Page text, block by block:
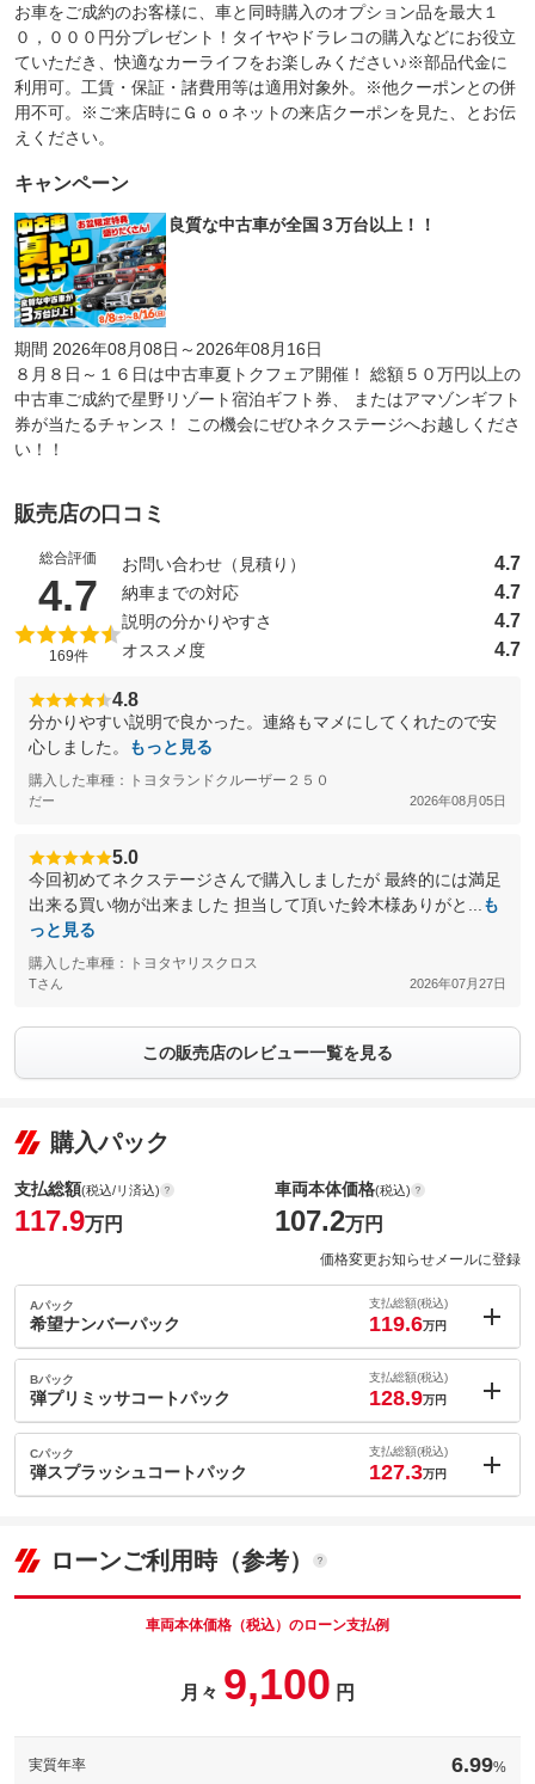
お車をご成約のお客様に、車と同時購入のオプション品を最大１
０，０００円分プレゼント！タイヤやドラレコの購入などにお役立
ていただき、快適なカーライフをお楽しみください♪※部品代金に
利用可。工賃・保証・諸費用等は適用対象外。※他クーポンとの併
用不可。※ご来店時にＧｏｏネットの来店クーポンを見た、とお伝
えください。
キャンペーン
良質な中古車が全国３万台以上！！
期間 2026年08月08日～2026年08月16日
８月８日～１６日は中古車夏トクフェア開催！ 総額５０万円以上の
中古車ご成約で星野リゾート宿泊ギフト券、 またはアマゾンギフト
券が当たるチャンス！ この機会にぜひネクステージへお越しくださ
い！！
販売店の口コミ
総合評価
4.7 （5点満点中）
169件
お問い合わせ（見積り） 4.7
納車までの対応 4.7
説明の分かりやすさ 4.7
オススメ度 4.7
4.8
分かりやすい説明で良かった。連絡もマメにしてくれたので安
心しました。
もっと見る
購入した車種：トヨタランドクルーザー２５０
だー 2026年08月05日
5.0
今回初めてネクステージさんで購入しましたが 最終的には満足
出来る買い物が出来ました 担当して頂いた鈴木様ありがと...
も
っと見る
購入した車種：トヨタヤリスクロス
Tさん 2026年07月27日
この販売店のレビュー一覧を見る
購入パック
支払総額(税込/リ済込)
117.9万円
車両本体価格(税込)
107.2万円
価格変更お知らせメールに登録
Aパック
希望ナンバーパック
支払総額(税込)
119.6万円
内：オプシ
ョン価格
(税込)
車両本体価
107.2万円
このパックの見積もり依頼（無料）
Bパック
弾プリミッサコートパック
支払総額(税込)
128.9万円
内：オプシ
ョン価格
(税込)
車両本体価
パック内容
Cパック
弾スプラッシュコートパック
支払総額(税込)
127.3万円
車両本体価
107.2
ローンご利用時（参考）
車両本体価格（税込）のローン支払例
月々 9,100 円
実質年率 6.99%